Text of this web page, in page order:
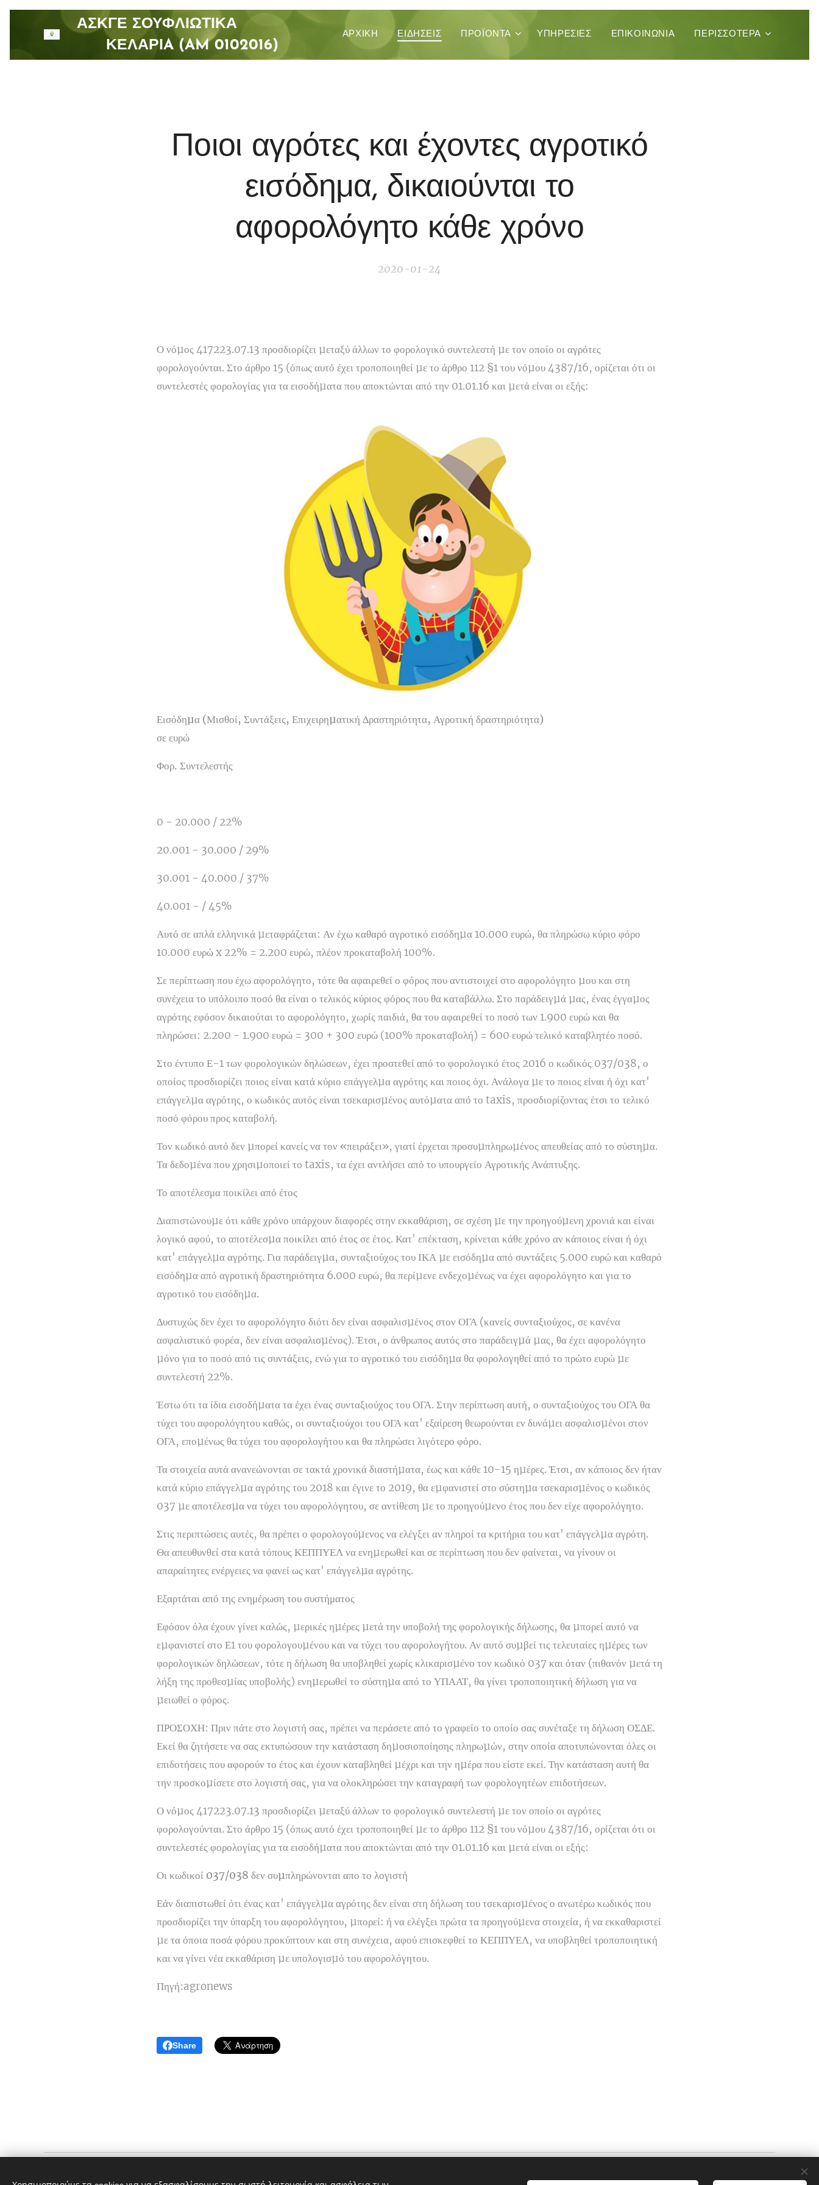
ΑΣΚΓΕ ΣΟΥΦΛΙΩΤΙΚΑ
ΚΕΛΑΡΙA (AM 0102016)
ΑΡΧΙΚΉ ΕΙΔΗΣΕΙΣ ΠΡΟΪΌΝΤΑ ΥΠΗΡΕΣΊΕΣ ΕΠΙΚΟΙΝΩΝΊΑ ΠΕΡΙΣΣΌΤΕΡΑ
Ποιοι αγρότες και έχοντες αγροτικό
εισόδημα, δικαιούνται το
αφορολόγητο κάθε χρόνο
2020-01-24
Ο νόµος 417223.07.13 προσδιορίζει µεταξύ άλλων το φορολογικό συντελεστή µε τον οποίο οι αγρότες
φορολογούνται. Στο άρθρο 15 (όπως αυτό έχει τροποποιηθεί µε το άρθρο 112 §1 του νόµου 4387/16, ορίζεται ότι οι
συντελεστές φορολογίας για τα εισοδήµατα που αποκτώνται από την 01.01.16 και µετά είναι οι εξής:
Εισόδηµα (Μισθοί, Συντάξεις, Επιχειρηµατική ∆ραστηριότητα, Αγροτική δραστηριότητα)
σε ευρώ
Φορ. Συντελεστής
0 - 20.000 / 22%
20.001 - 30.000 / 29%
30.001 - 40.000 / 37%
40.001 - / 45%
Αυτό σε απλά ελληνικά µεταφράζεται: Αν έχω καθαρό αγροτικό εισόδηµα 10.000 ευρώ, θα πληρώσω κύριο φόρο
10.000 ευρώ x 22% = 2.200 ευρώ, πλέον προκαταβολή 100%.
Σε περίπτωση που έχω αφορολόγητο, τότε θα αφαιρεθεί ο φόρος που αντιστοιχεί στο αφορολόγητο µου και στη
συνέχεια το υπόλοιπο ποσό θα είναι ο τελικός κύριος φόρος που θα καταβάλλω. Στο παράδειγµά µας, ένας έγγαµος
αγρότης εφόσον δικαιούται το αφορολόγητο, χωρίς παιδιά, θα του αφαιρεθεί το ποσό των 1.900 ευρώ και θα
πληρώσει: 2.200 - 1.900 ευρώ = 300 + 300 ευρώ (100% προκαταβολή) = 600 ευρώ τελικό καταβλητέο ποσό.
Στο έντυπο Ε-1 των φορολογικών δηλώσεων, έχει προστεθεί από το φορολογικό έτος 2016 ο κωδικός 037/038, ο
οποίος προσδιορίζει ποιος είναι κατά κύριο επάγγελµα αγρότης και ποιος όχι. Ανάλογα µε το ποιος είναι ή όχι κατ'
επάγγελµα αγρότης, ο κωδικός αυτός είναι τσεκαρισµένος αυτόµατα από το taxis, προσδιορίζοντας έτσι το τελικό
ποσό φόρου προς καταβολή.
Τον κωδικό αυτό δεν µπορεί κανείς να τον «πειράξει», γιατί έρχεται προσυµπληρωµένος απευθείας από το σύστηµα.
Τα δεδοµένα που χρησιµοποιεί το taxis, τα έχει αντλήσει από το υπουργείο Αγροτικής Ανάπτυξης.
Το αποτέλεσμα ποικίλει από έτος
∆ιαπιστώνουµε ότι κάθε χρόνο υπάρχουν διαφορές στην εκκαθάριση, σε σχέση µε την προηγούµενη χρονιά και είναι
λογικό αφού, το αποτέλεσµα ποικίλει από έτος σε έτος. Κατ' επέκταση, κρίνεται κάθε χρόνο αν κάποιος είναι ή όχι
κατ' επάγγελµα αγρότης. Για παράδειγµα, συνταξιούχος του ΙΚΑ µε εισόδηµα από συντάξεις 5.000 ευρώ και καθαρό
εισόδηµα από αγροτική δραστηριότητα 6.000 ευρώ, θα περίµενε ενδεχοµένως να έχει αφορολόγητο και για το
αγροτικό του εισόδηµα.
∆υστυχώς δεν έχει το αφορολόγητο διότι δεν είναι ασφαλισµένος στον ΟΓΑ (κανείς συνταξιούχος, σε κανένα
ασφαλιστικό φορέα, δεν είναι ασφαλισµένος). Έτσι, ο άνθρωπος αυτός στο παράδειγµά µας, θα έχει αφορολόγητο
µόνο για το ποσό από τις συντάξεις, ενώ για το αγροτικό του εισόδηµα θα φορολογηθεί από το πρώτο ευρώ µε
συντελεστή 22%.
Έστω ότι τα ίδια εισοδήµατα τα έχει ένας συνταξιούχος του ΟΓΑ. Στην περίπτωση αυτή, ο συνταξιούχος του ΟΓΑ θα
τύχει του αφορολόγητου καθώς, οι συνταξιούχοι του ΟΓΑ κατ' εξαίρεση θεωρούνται εν δυνάµει ασφαλισµένοι στον
ΟΓΑ, εποµένως θα τύχει του αφορολογήτου και θα πληρώσει λιγότερο φόρο.
Τα στοιχεία αυτά ανανεώνονται σε τακτά χρονικά διαστήµατα, έως και κάθε 10-15 ηµέρες. Έτσι, αν κάποιος δεν ήταν
κατά κύριο επάγγελµα αγρότης του 2018 και έγινε το 2019, θα εµφανιστεί στο σύστηµα τσεκαρισµένος ο κωδικός
037 µε αποτέλεσµα να τύχει του αφορολόγητου, σε αντίθεση µε το προηγούµενο έτος που δεν είχε αφορολόγητο.
Στις περιπτώσεις αυτές, θα πρέπει ο φορολογούµενος να ελέγξει αν πληροί τα κριτήρια του κατ' επάγγελµα αγρότη.
Θα απευθυνθεί στα κατά τόπους ΚΕΠΠΥΕΛ να ενηµερωθεί και σε περίπτωση που δεν φαίνεται, να γίνουν οι
απαραίτητες ενέργειες να φανεί ως κατ' επάγγελµα αγρότης.
Εξαρτάται από της ενημέρωση του συστήματος
Εφόσον όλα έχουν γίνει καλώς, µερικές ηµέρες µετά την υποβολή της φορολογικής δήλωσης, θα µπορεί αυτό να
εµφανιστεί στο Ε1 του φορολογουµένου και να τύχει του αφορολογήτου. Αν αυτό συµβεί τις τελευταίες ηµέρες των
φορολογικών δηλώσεων, τότε η δήλωση θα υποβληθεί χωρίς κλικαρισµένο τον κωδικό 037 και όταν (πιθανόν µετά τη
λήξη της προθεσµίας υποβολής) ενηµερωθεί το σύστηµα από το ΥΠΑΑΤ, θα γίνει τροποποιητική δήλωση για να
µειωθεί ο φόρος.
ΠΡΟΣΟΧΗ: Πριν πάτε στο λογιστή σας, πρέπει να περάσετε από το γραφείο το οποίο σας συνέταξε τη δήλωση ΟΣ∆Ε.
Εκεί θα ζητήσετε να σας εκτυπώσουν την κατάσταση δηµοσιοποίησης πληρωµών, στην οποία αποτυπώνονται όλες οι
επιδοτήσεις που αφορούν το έτος και έχουν καταβληθεί µέχρι και την ηµέρα που είστε εκεί. Την κατάσταση αυτή θα
την προσκοµίσετε στο λογιστή σας, για να ολοκληρώσει την καταγραφή των φορολογητέων επιδοτήσεων.
Ο νόµος 417223.07.13 προσδιορίζει µεταξύ άλλων το φορολογικό συντελεστή µε τον οποίο οι αγρότες
φορολογούνται. Στο άρθρο 15 (όπως αυτό έχει τροποποιηθεί µε το άρθρο 112 §1 του νόµου 4387/16, ορίζεται ότι οι
συντελεστές φορολογίας για τα εισοδήµατα που αποκτώνται από την 01.01.16 και µετά είναι οι εξής:
Οι κωδικοί 037/038 δεν συµπληρώνονται απο το λογιστή
Εάν διαπιστωθεί ότι ένας κατ' επάγγελµα αγρότης δεν είναι στη δήλωση του τσεκαρισµένος ο ανωτέρω κωδικός που
προσδιορίζει την ύπαρξη του αφορολόγητου, µπορεί: ή να ελέγξει πρώτα τα προηγούµενα στοιχεία, ή να εκκαθαριστεί
µε τα όποια ποσά φόρου προκύπτουν και στη συνέχεια, αφού επισκεφθεί το ΚΕΠΠΥΕΛ, να υποβληθεί τροποποιητική
και να γίνει νέα εκκαθάριση µε υπολογισµό του αφορολόγητου.
Πηγή:agronews
Share
Υλοποιήθηκε από τηWebnode Cookies